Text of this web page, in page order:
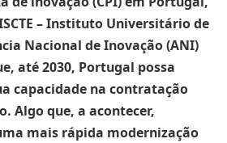
– Instituto Universitário de
Nacional de Inovação (ANI)
até 2030, Portugal possa
capacidade na contratação
Algo que, a acontecer,
mais rápida modernização